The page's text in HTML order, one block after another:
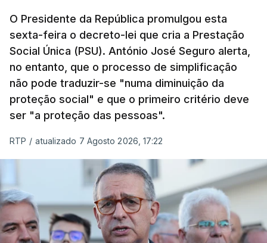
O Presidente da República promulgou esta
sexta-feira o decreto-lei que cria a Prestação
Social Única (PSU). António José Seguro alerta,
no entanto, que o processo de simplificação
não pode traduzir-se "numa diminuição da
proteção social" e que o primeiro critério deve
ser "a proteção das pessoas".
RTP / atualizado 7 Agosto 2026, 17:22